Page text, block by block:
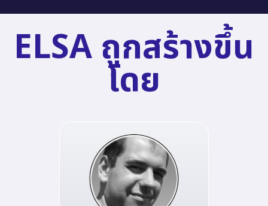
ELSA ถูกสร้างขึ้น
โดย